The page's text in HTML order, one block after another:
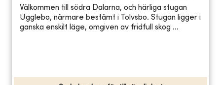
Välkommen till södra Dalarna, och härliga stugan
Ugglebo, närmare bestämt i Tolvsbo. Stugan ligger i
ganska enskilt läge, omgiven av fridfull skog ...